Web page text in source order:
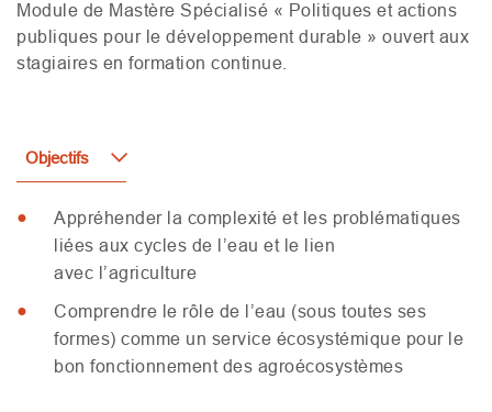
Module de Mastère Spécialisé « Politiques et actions
publiques pour le développement durable » ouvert aux
stagiaires en formation continue.
Objectifs
Appréhender la complexité et les problématiques
liées aux cycles de l’eau et le lien
avec l’agriculture
Comprendre le rôle de l’eau (sous toutes ses
formes) comme un service écosystémique pour le
bon fonctionnement des agroécosystèmes